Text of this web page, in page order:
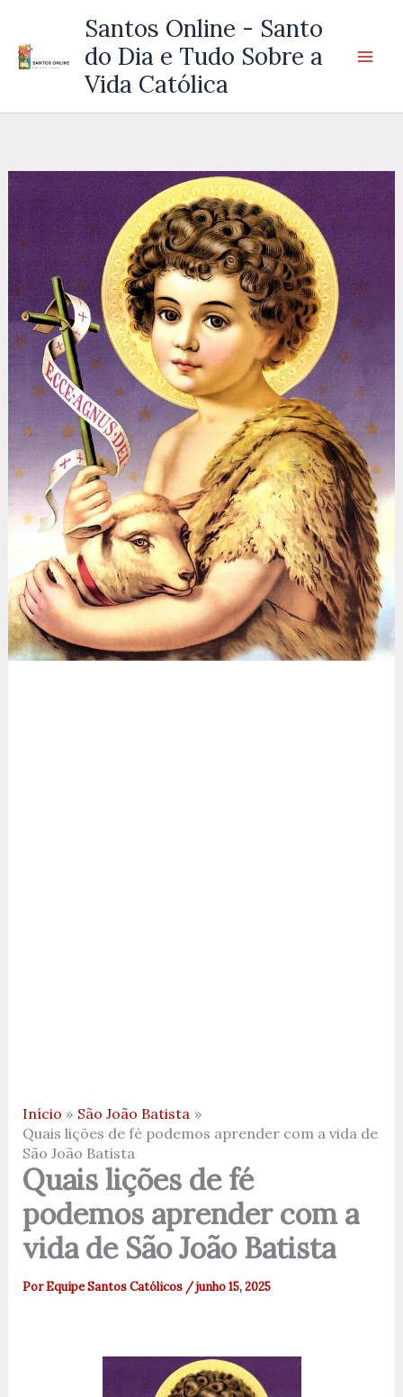
Santos Online - Santo
do Dia e Tudo Sobre a
Vida Católica
Início
São João Batista
Quais lições de fé podemos aprender com a vida de
São João Batista
Quais lições de fé
podemos aprender com a
vida de São João Batista
PorEquipe Santos Católicos /junho 15, 2025